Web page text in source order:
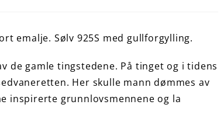
emalje. Sølv 925S med gullforgylling.
de gamle tingstedene. På tinget og i tidens
Her skulle mann dømmes av
inspirerte grunnlovsmennene og la